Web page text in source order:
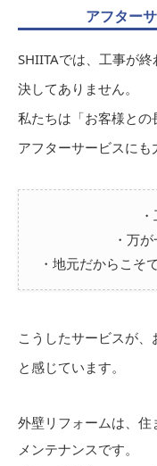
アフター
SHIITAでは、工事が
決してありません。
私たちは「お客様との
アフターサービスにも
・万
・地元だからこそ
こうしたサービスが
と感じています。
外壁リフォームは、
メンテナンスです。